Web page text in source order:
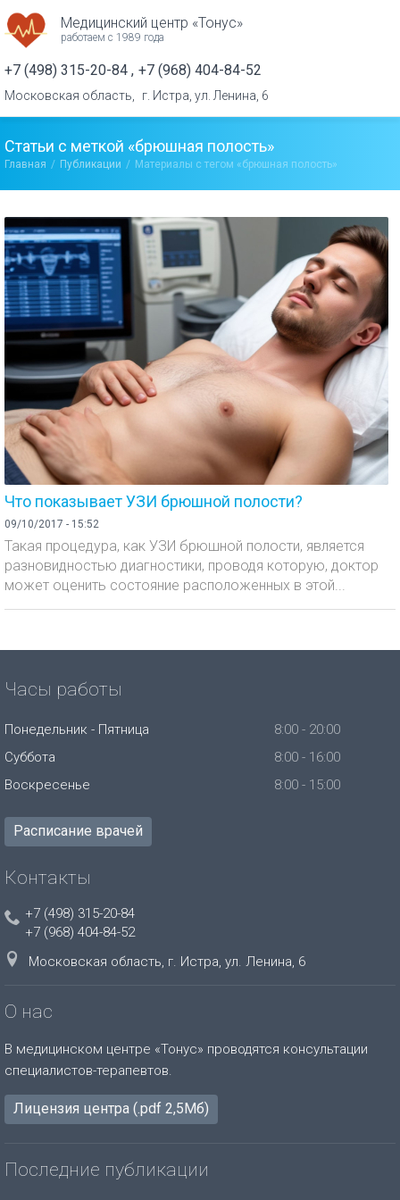
+7 (498) 315-20-84 +7 (968) 404-84-52
Медицинский центр «Тонус»
работаем с 1989 года
Московская область, г. Истра, ул. Ленина, 6
Статьи с меткой «брюшная полость»
Главная Публикации Материалы с тегом «брюшная полость»
Что показывает УЗИ брюшной полости?
09/10/2017 - 15:52
Такая процедура, как УЗИ брюшной полости, является
разновидностью диагностики, проводя которую, доктор
может оценить состояние расположенных в этой...
О нас
В медицинском центре «Тонус» проводятся консультации
специалистов-терапевтов.
Лицензия центра (.pdf 2,5Мб)
Последние публикации
Часы работы
Понедельник - Пятница
8:00 - 20:00
Суббота
8:00 - 16:00
Воскресенье
8:00 - 15:00
Расписание врачей
Контакты
+7 (498) 315-20-84
+7 (968) 404-84-52
Московская область, г. Истра, ул. Ленина, 6